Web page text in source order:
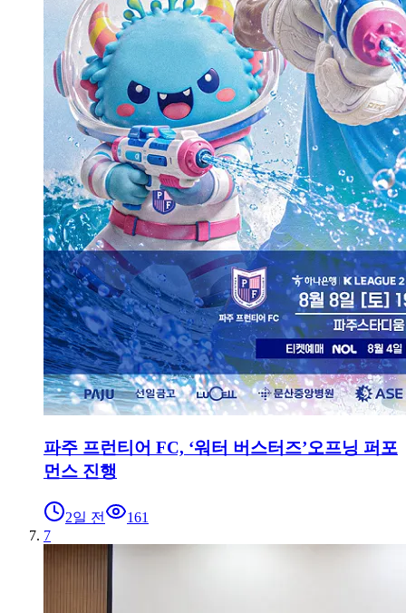
파주 프런티어 FC, ‘워터 버스터즈’오프닝 퍼포
먼스 진행
2일 전
161
7